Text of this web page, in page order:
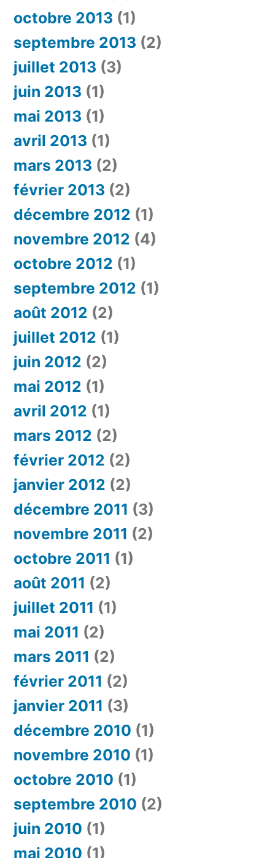
octobre 2013 (1)
septembre 2013 (2)
juillet 2013 (3)
juin 2013 (1)
mai 2013 (1)
avril 2013 (1)
mars 2013 (2)
février 2013 (2)
décembre 2012 (1)
novembre 2012 (4)
octobre 2012 (1)
septembre 2012 (1)
août 2012 (2)
juillet 2012 (1)
juin 2012 (2)
mai 2012 (1)
avril 2012 (1)
mars 2012 (2)
février 2012 (2)
janvier 2012 (2)
décembre 2011 (3)
novembre 2011 (2)
octobre 2011 (1)
août 2011 (2)
juillet 2011 (1)
mai 2011 (2)
mars 2011 (2)
février 2011 (2)
janvier 2011 (3)
décembre 2010 (1)
novembre 2010 (1)
octobre 2010 (1)
septembre 2010 (2)
juin 2010 (1)
mai 2010 (1)